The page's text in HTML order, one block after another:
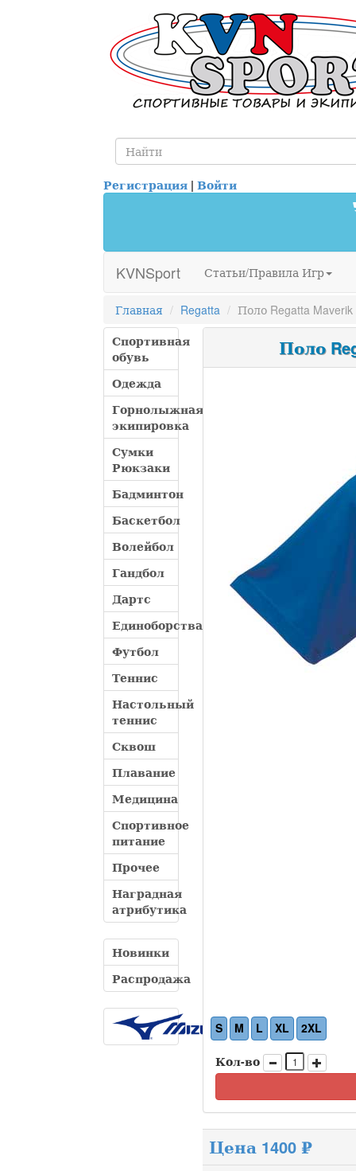
Регистрация | Войти
KVNSport Статьи/Правила Игр
Главная Regatta
Поло Regatta
Спортивная
обувь
Одежда
Горнолыжная
экипировка
Сумки
Рюкзаки
Бадминтон
Баскетбол
Волейбол
Гандбол
Дартс
Единоборства
Футбол
Теннис
Настольный
теннис
Сквош
Плавание
Медицина
Спортивное
питание
Прочее
Наградная
атрибутика
Новинки
Распродажа
Поло
S M L XL 2XL
Кол-во
Цена 1400 ₽